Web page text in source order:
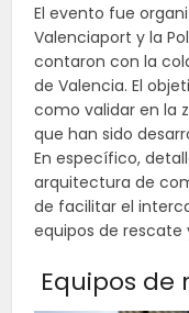
El evento fue
Valenciaport y la
contaron con la
de Valencia. El
como validar en la
que han sido
En específico,
arquitectura de
de facilitar el
equipos de
Equipos de